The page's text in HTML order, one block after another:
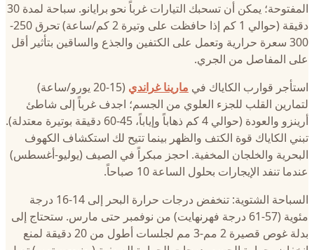
المفتوحة؛ يمكن أن تسحبك التيارات غرباً نحو برايانو. سباحة لمدة 30
دقيقة (حوالي 1 كم إذا حافظت على وتيرة 2 كم/ساعة) تحرق 250-
300 سعرة حرارية وتعمل على الكتفين والجذع والساقين بتأثير أقل
على المفاصل من الجري.
استأجر قوارب الكاياك في مارينا غراندي
(15-20 يورو/ساعة)
لتمارين القلب للجزء العلوي من الجسم؛ اجدف غرباً إلى شاطئ
أرينزو والعودة (حوالي 4 كم ذهاباً وإياباً، 45-60 دقيقة بوتيرة معتدلة).
تبني الكاياك قوة الكتف والظهر بينما تتيح لك استكشاف الكهوف
البحرية والخلجان المخفية. احجز مبكراً في الصيف (يوليو-أغسطس)
عندما تنفد الإيجارات بحلول الساعة 10 صباحاً.
السباحة الشتوية: تنخفض درجات حرارة البحر إلى 14-16 درجة
مئوية (57-61 درجة فهرنهايت) من نوفمبر حتى مارس. ستحتاج إلى
بدلة غوص قصيرة 2 مم-3 مم لجلسات أطول من 20 دقيقة لمنع